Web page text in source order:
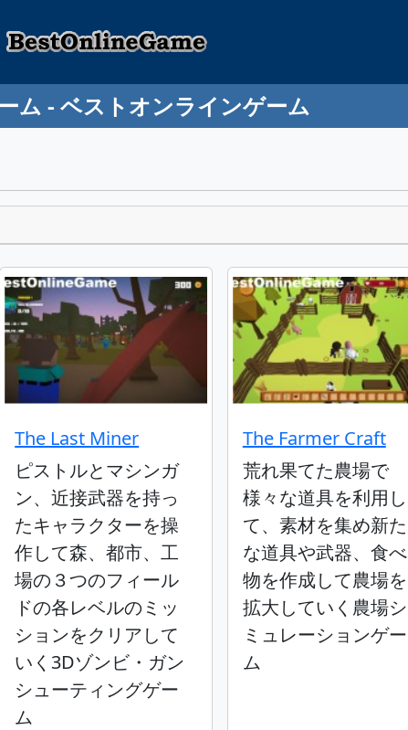
ム - ベストオンラインゲーム
The Last Miner
ピストルとマシンガ
ン、近接武器を持っ
たキャラクターを操
作して森、都市、工
場の３つのフィール
ドの各レベルのミッ
ションをクリアして
いく3Dゾンビ・ガン
シューティングゲー
ム
The Farmer Craft
荒れ果てた農場で
様々な道具を利用し
て、素材を集め新た
な道具や武器、食べ
物を作成して農場を
拡大していく農場シ
ミュレーションゲー
ム